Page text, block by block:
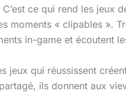
ce qui rend les jeux
moments « clipables ».
in-game et écoutent
jeux qui réussissent
ils donnent aux